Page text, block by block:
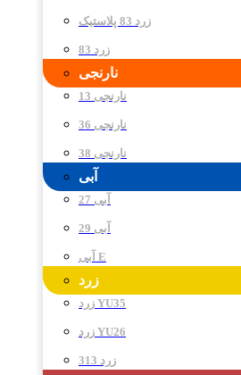
زرد 83 پلاستیک
زرد 83
نارنجی
نارنجی 13
نارنجی 36
نارنجی 38
آبی
آبی 27
آبی 29
آبی E
زرد
زرد YU35
زرد YU26
زرد 313